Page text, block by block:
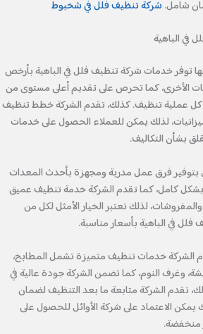
شامل.شركة تنظيف فلل في شخبوط
الباهية
توفر خدمات شركة تنظيف فلل في الباهية بأرخص
الأخرى، كما تحرص على تقديم أعلى مستوى من
كل عملية تنظيف. كذلك، تقدم الشركة خطط تنظيف
لذلك يمكن للعملاء الحصول على خدمات
بشأن التكاليف.
بتوفير فرق عمل مدربة ومجهزة بأحدث المعدات
كامل، كما تقدم الشركة خدمة تنظيف عميق
لذلك تعتبر الخيار الأمثل لكل من
في الباهية بأسعار مناسبة.
الشركة خدمات تنظيف متميزة تشمل المطابخ،
وغرف النوم، كما تضمن الشركة جودة عالية في
تقدم الشركة متابعة ما بعد التنظيف لضمان
يمكن الاعتماد على شركة الأوائل للحصول على